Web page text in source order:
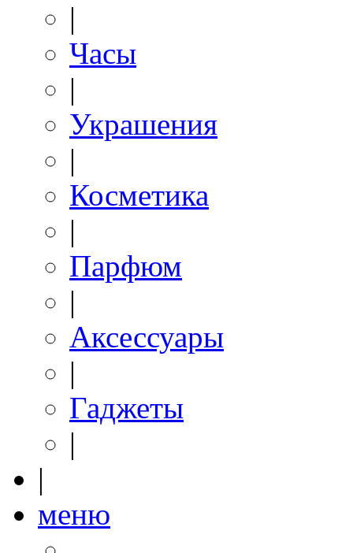
|
Часы
|
Украшения
|
Косметика
|
Парфюм
|
Аксессуары
|
Гаджеты
|
|
меню